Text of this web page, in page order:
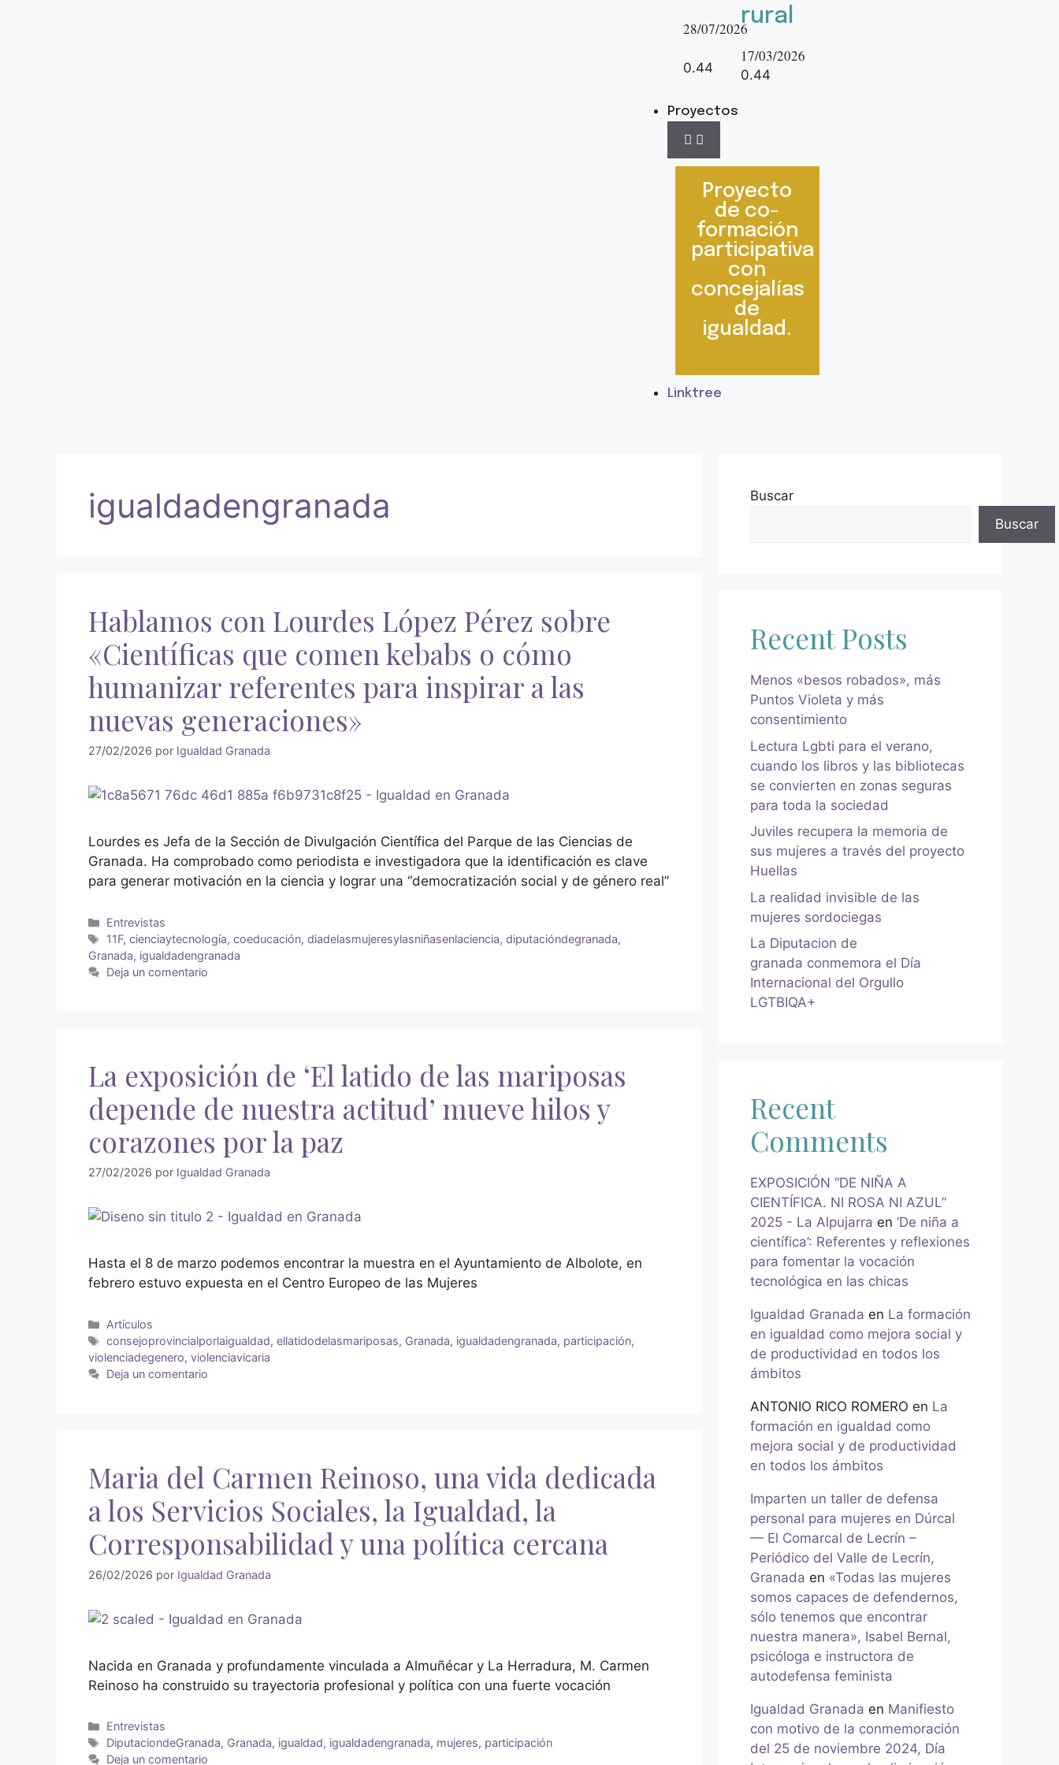
28/07/2026
rural
17/03/2026
Proyectos
Proyecto
de co-
formación
participativa
con
concejalías
de
igualdad.
Linktree
igualdadengranada
Hablamos con Lourdes López Pérez sobre
«Científicas que comen kebabs o cómo
humanizar referentes para inspirar a las
nuevas generaciones»
27/02/2026 por Igualdad Granada
Lourdes es Jefa de la Sección de Divulgación Científica del Parque de las Ciencias de
Granada. Ha comprobado como periodista e investigadora que la identificación es clave
para generar motivación en la ciencia y lograr una “democratización social y de género real”
Entrevistas
11F,cienciaytecnología,coeducación,diadelasmujeresylasniñasenlaciencia,diputacióndegranada,
Granada, igualdadengranada
Deja un comentario
La exposición de ‘El latido de las mariposas
depende de nuestra actitud’ mueve hilos y
corazones por la paz
27/02/2026 por Igualdad Granada
Hasta el 8 de marzo podemos encontrar la muestra en el Ayuntamiento de Albolote, en
febrero estuvo expuesta en el Centro Europeo de las Mujeres
Artículos
consejoprovincialporlaigualdad,ellatidodelasmariposas, Granada, igualdadengranada, participación,
violenciadegenero, violenciavicaria
Deja un comentario
Maria del Carmen Reinoso, una vida dedicada
a los Servicios Sociales, la Igualdad, la
Corresponsabilidad y una política cercana
26/02/2026 por Igualdad Granada
Nacida en Granada y profundamente vinculada a Almuñécar y La Herradura, M. Carmen
Reinoso ha construido su trayectoria profesional y política con una fuerte vocación
Entrevistas
DiputaciondeGranada, Granada, igualdad, igualdadengranada, mujeres, participación
Deja un comentario
Buscar
Buscar
Recent Posts
Menos «besos robados», más
Puntos Violeta y más
consentimiento
Lectura Lgbti para el verano,
cuando los libros y las bibliotecas
se convierten en zonas seguras
para toda la sociedad
Juviles recupera la memoria de
sus mujeres a través del proyecto
Huellas
La realidad invisible de las
mujeres sordociegas
La Diputacion de
granada conmemora el Día
Internacional del Orgullo
LGTBIQA+
Recent
Comments
EXPOSICIÓN “DE NIÑA A
CIENTÍFICA. NI ROSA NI AZUL”
2025 - La Alpujarra en ‘De niña a
científica’: Referentes y reflexiones
para fomentar la vocación
tecnológica en las chicas
Igualdad Granada en La formación
en igualdad como mejora social y
de productividad en todos los
ámbitos
ANTONIO RICO ROMERO en La
formación en igualdad como
mejora social y de productividad
en todos los ámbitos
Imparten un taller de defensa
personal para mujeres en Dúrcal
— El Comarcal de Lecrín –
Periódico del Valle de Lecrín,
Granada en «Todas las mujeres
somos capaces de defendernos,
sólo tenemos que encontrar
nuestra manera», Isabel Bernal,
psicóloga e instructora de
autodefensa feminista
Igualdad Granada en Manifiesto
con motivo de la conmemoración
del 25 de noviembre 2024, Día